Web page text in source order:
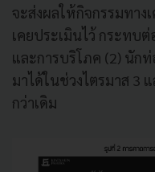
จะส่งผลให้กิจกรรมทาง
เคยประเมินไว้ กระทบต่
และการบริโภค (2) นัก
มาได้ในช่วงไตรมาส 3
กว่าเดิม